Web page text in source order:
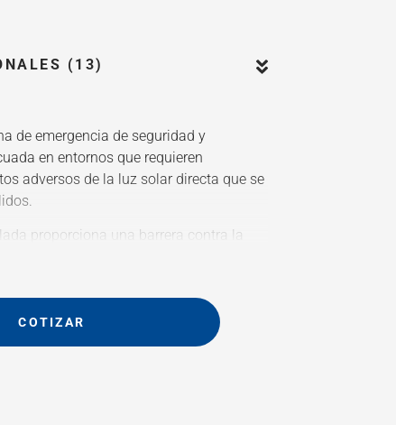
(13)
de emergencia de seguridad y
en entornos que requieren
adversos de la luz solar directa que se
proporciona una barrera contra la
y los difusores del polvo y la
cumplen los caudales mínimos de
norma EN15154 como en la norma
COTIZAR